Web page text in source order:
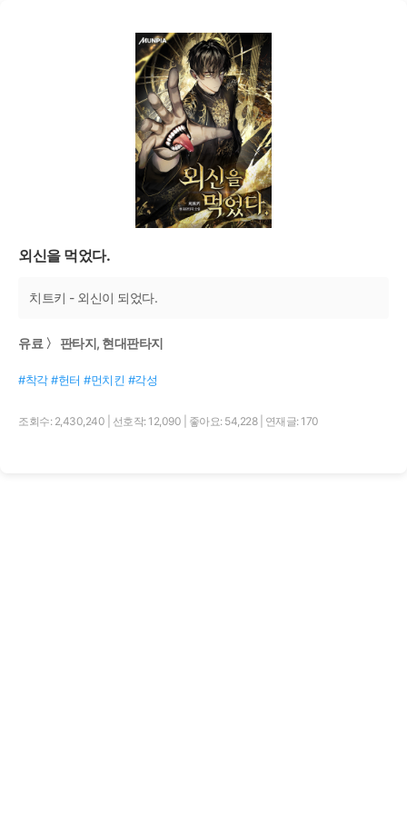
외신을 먹었다.
치트키 - 외신이 되었다.
유료 〉 판타지, 현대판타지
#착각 #헌터 #먼치킨 #각성
조회수: 2,430,240 선호작: 12,090 좋아요: 54,228 연재글: 170